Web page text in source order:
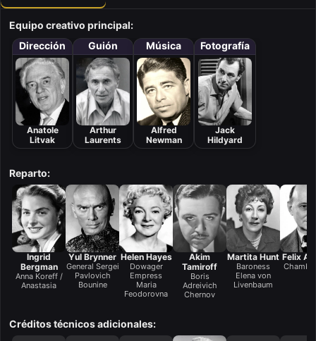
Equipo creativo principal:
Dirección
Anatole
Litvak
Guión
Arthur
Laurents
Música
Alfred
Newman
Fotografía
Jack
Hildyard
Reparto:
Ingrid
Bergman
Anna Koreff /
Anastasia
Yul Brynner
General Sergei
Pavlovich
Bounine
Helen Hayes
Dowager
Empress
Maria
Feodorovna
Akim
Tamiroff
Boris
Adreivich
Chernov
Martita Hunt
Baroness
Elena von
Livenbaum
Felix
Créditos técnicos adicionales: